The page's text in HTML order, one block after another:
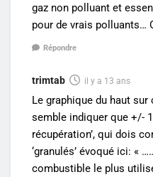
gaz non polluant et
pour de vrais polluants…
Répondre
trimtab il y a 13 ans
Le graphique du haut
semble indiquer que +/-
récupération’, qui dois
‘granulés’ évoqué ici: «
combustible le plus